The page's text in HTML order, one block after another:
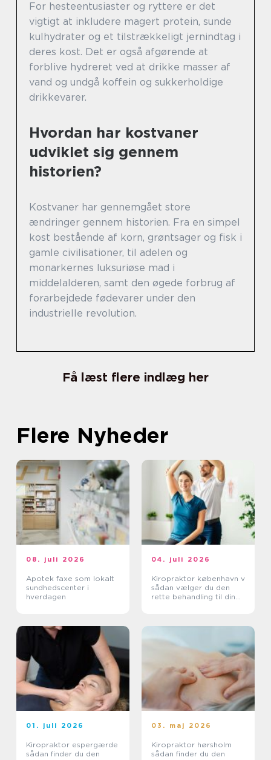
For hesteentusiaster og ryttere er det
vigtigt at inkludere magert protein, sunde
kulhydrater og et tilstrækkeligt jernindtag i
deres kost. Det er også afgørende at
forblive hydreret ved at drikke masser af
vand og undgå koffein og sukkerholdige
drikkevarer.
Hvordan har kostvaner
udviklet sig gennem
historien?
Kostvaner har gennemgået store
ændringer gennem historien. Fra en simpel
kost bestående af korn, grøntsager og fisk i
gamle civilisationer, til adelen og
monarkernes luksuriøse mad i
middelalderen, samt den øgede forbrug af
forarbejdede fødevarer under den
industrielle revolution.
Få læst flere indlæg her
Flere Nyheder
08. juli 2026
Apotek faxe som lokalt
sundhedscenter i
hverdagen
04. juli 2026
Kiropraktor københavn v
sådan vælger du den
rette behandling til dine
01. juli 2026
Kiropraktor espergærde
sådan finder du den
03. maj 2026
Kiropraktor hørsholm
sådan finder du den